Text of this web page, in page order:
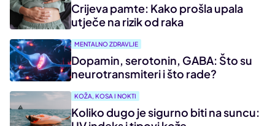
Crijeva pamte: Kako prošla upala
utječe na rizik od raka
MENTALNO ZDRAVLJE
Dopamin, serotonin, GABA: Što su
neurotransmiteri i što rade?
KOŽA, KOSA I NOKTI
Koliko dugo je sigurno biti na suncu: